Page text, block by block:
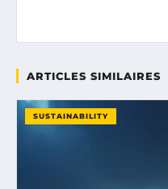
ARTICLES SIMILAIRES
SUSTAINABILITY